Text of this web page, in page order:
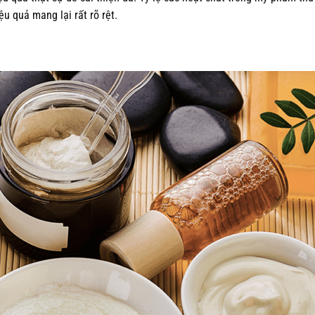
quả mang lại rất rõ rệt.